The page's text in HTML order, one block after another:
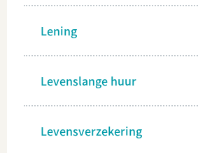
Lening
Levenslange huur
Levensverzekering